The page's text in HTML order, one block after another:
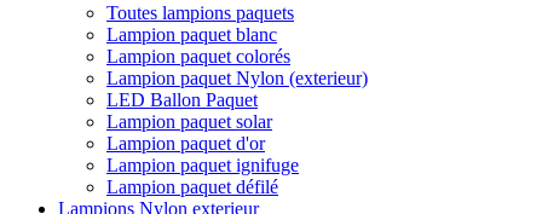
Toutes lampions paquets
Lampion paquet blanc
Lampion paquet colorés
Lampion paquet Nylon (exterieur)
LED Ballon Paquet
Lampion paquet solar
Lampion paquet d'or
Lampion paquet ignifuge
Lampion paquet défilé
Lampions Nylon exterieur